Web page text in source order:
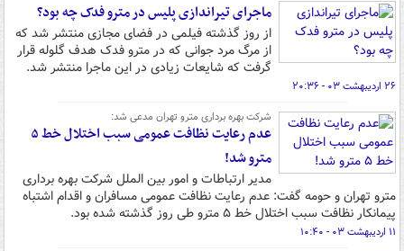
ماجرای تیراندازی پلیس در مترو فدک چه بود؟
از روز گذشته فیلمی در فضای مجازی منتشر شد که
از مرگ مرد جوانی که در مترو فدک هدف گلوله قرار
گرفت که شایعات زیادی در این ماجرا منتشر شد.
۲۶ اردیبهشت ۰۳ - ۲۰:۳۶
شرکت بهره برداری مترو تهران مدعی شد:
عدم رعایت نظافت عمومی سبب اختلال خط ۵
مترو شد!
مدیر ارتباطات و امور بین الملل شرکت بهره برداری
مترو تهران و حومه گفت: عدم رعایت نظافت عمومی مسافران و اقدام اشتباه
پیمانکار نظافت سبب اختلال خط ۵ مترو طی روز گذشته شده بود.
۱۱ اردیبهشت ۰۳ - ۱۰:۴۰